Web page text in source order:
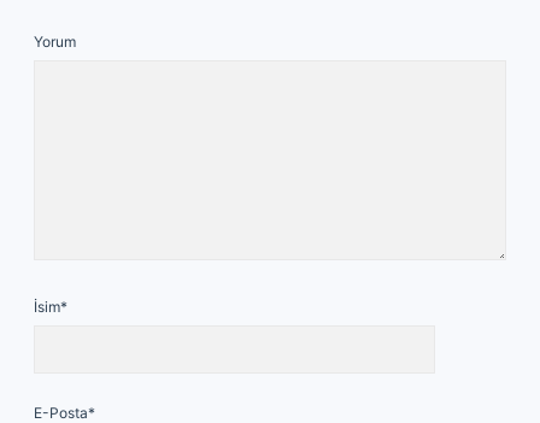
Yorum
İsim*
E-Posta*